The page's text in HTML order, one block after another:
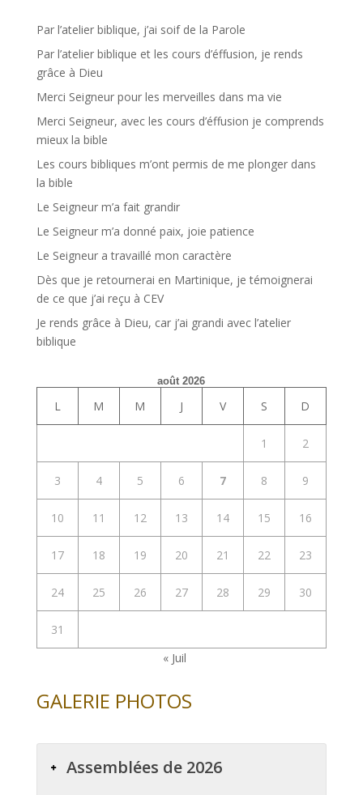
Par l’atelier biblique, j’ai soif de la Parole
Par l’atelier biblique et les cours d’éffusion, je rends
grâce à Dieu
Merci Seigneur pour les merveilles dans ma vie
Merci Seigneur, avec les cours d’éffusion je comprends
mieux la bible
Les cours bibliques m’ont permis de me plonger dans
la bible
Le Seigneur m’a fait grandir
Le Seigneur m’a donné paix, joie patience
Le Seigneur a travaillé mon caractère
Dès que je retournerai en Martinique, je témoignerai
de ce que j’ai reçu à CEV
Je rends grâce à Dieu, car j’ai grandi avec l’atelier
biblique
août 2026
L M M J V S D
1 2
3 4 5 6 7 8 9
10 11 12 13 14 15 16
17 18 19 20 21 22 23
24 25 26 27 28 29 30
31
« Juil
GALERIE PHOTOS
Assemblées de 2026